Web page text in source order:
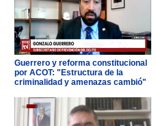
Guerrero y reforma constitucional
por ACOT: "Estructura de la
criminalidad y amenazas cambió"